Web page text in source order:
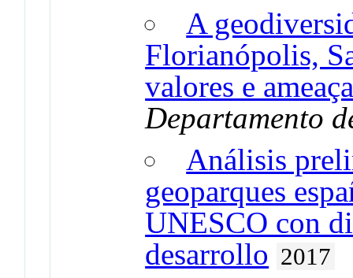
A
Florianópolis,
valores e
Departamento
Análisis
geoparques
UNESCO con
desarrollo 2017